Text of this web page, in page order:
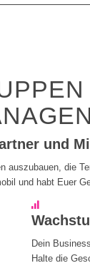
und
auszubauen, die
und habt Euer
Dein
Halte die